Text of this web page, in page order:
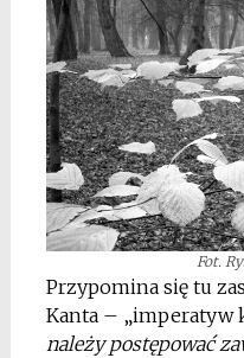
Fot.
Przypomina się tu
Kanta – „imperatyw
należy postępować